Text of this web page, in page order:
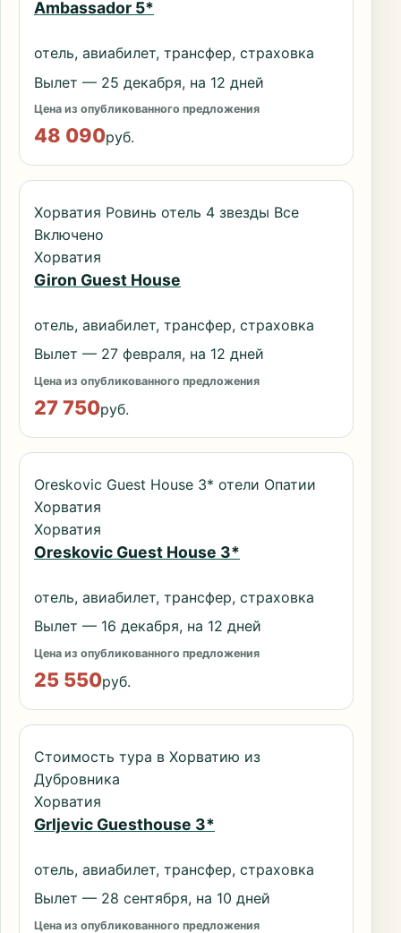
Ambassador 5*
отель, авиабилет, трансфер, страховка
Вылет — 25 декабря, на 12 дней
Цена из опубликованного предложения
48 090руб.
Хорватия Ровинь отель 4 звезды Все
Включено
Хорватия
Giron Guest House
отель, авиабилет, трансфер, страховка
Вылет — 27 февраля, на 12 дней
Цена из опубликованного предложения
27 750руб.
Oreskovic Guest House 3* отели Опатии
Хорватия
Хорватия
Oreskovic Guest House 3*
отель, авиабилет, трансфер, страховка
Вылет — 16 декабря, на 12 дней
Цена из опубликованного предложения
25 550руб.
Стоимость тура в Хорватию из
Дубровника
Хорватия
Grljevic Guesthouse 3*
отель, авиабилет, трансфер, страховка
Вылет — 28 сентября, на 10 дней
Цена из опубликованного предложения